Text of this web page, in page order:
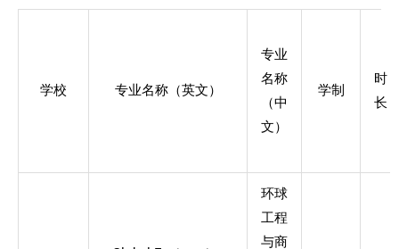
学校 专业名称（英文）
专业
名称
（中
文）
学制
时
长
环球
工程
与商